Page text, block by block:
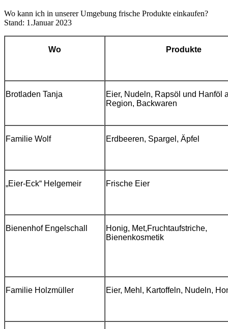
Wo kann ich in unserer Umgebung frische Produkte einkaufen?
Stand: 1.Januar 2023
Wo Produkte
Brotladen Tanja
Eier, Nudeln, Rapsöl und Hanföl
Region, Backwaren
Familie Wolf Erdbeeren, Spargel, Äpfel
„Eier-Eck“ Helgemeir Frische Eier
Bienenhof Engelschall Honig, Met,Fruchtaufstriche,
Bienenkosmetik
Familie Holzmüller Eier, Mehl, Kartoffeln, Nudeln,